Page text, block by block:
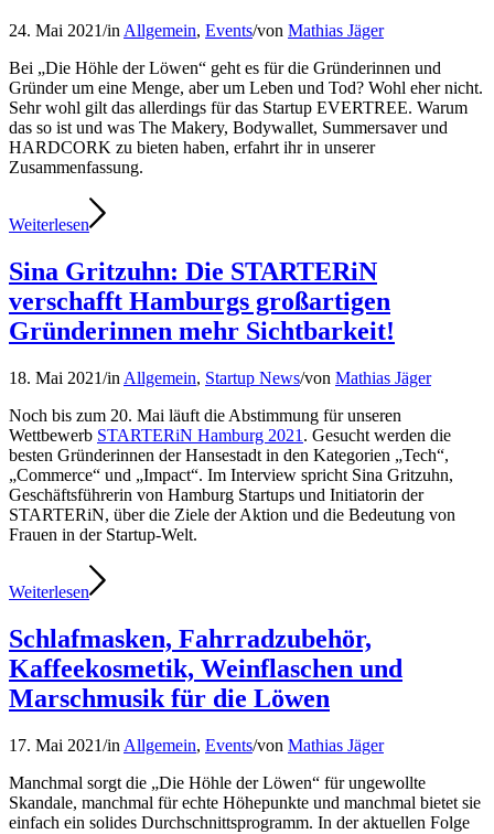
24. Mai 2021/in Allgemein, Events/von Mathias Jäger
Bei „Die Höhle der Löwen“ geht es für die Gründerinnen und
Gründer um eine Menge, aber um Leben und Tod? Wohl eher nicht.
Sehr wohl gilt das allerdings für das Startup EVERTREE. Warum
das so ist und was The Makery, Bodywallet, Summersaver und
HARDCORK zu bieten haben, erfahrt ihr in unserer
Zusammenfassung.
Weiterlesen
Sina Gritzuhn: Die STARTERiN
verschafft Hamburgs großartigen
Gründerinnen mehr Sichtbarkeit!
18. Mai 2021/in Allgemein, Startup News/von Mathias Jäger
Noch bis zum 20. Mai läuft die Abstimmung für unseren
Wettbewerb STARTERiN Hamburg 2021 . Gesucht werden die
besten Gründerinnen der Hansestadt in den Kategorien „Tech“,
„Commerce“ und „Impact“. Im Interview spricht Sina Gritzuhn,
Geschäftsführerin von Hamburg Startups und Initiatorin der
STARTERiN, über die Ziele der Aktion und die Bedeutung von
Frauen in der Startup-Welt.
Weiterlesen
Schlafmasken, Fahrradzubehör,
Kaffeekosmetik, Weinflaschen und
Marschmusik für die Löwen
17. Mai 2021/in Allgemein, Events/von Mathias Jäger
Manchmal sorgt die „Die Höhle der Löwen“ für ungewollte
Skandale, manchmal für echte Höhepunkte und manchmal bietet sie
einfach ein solides Durchschnittsprogramm. In der aktuellen Folge